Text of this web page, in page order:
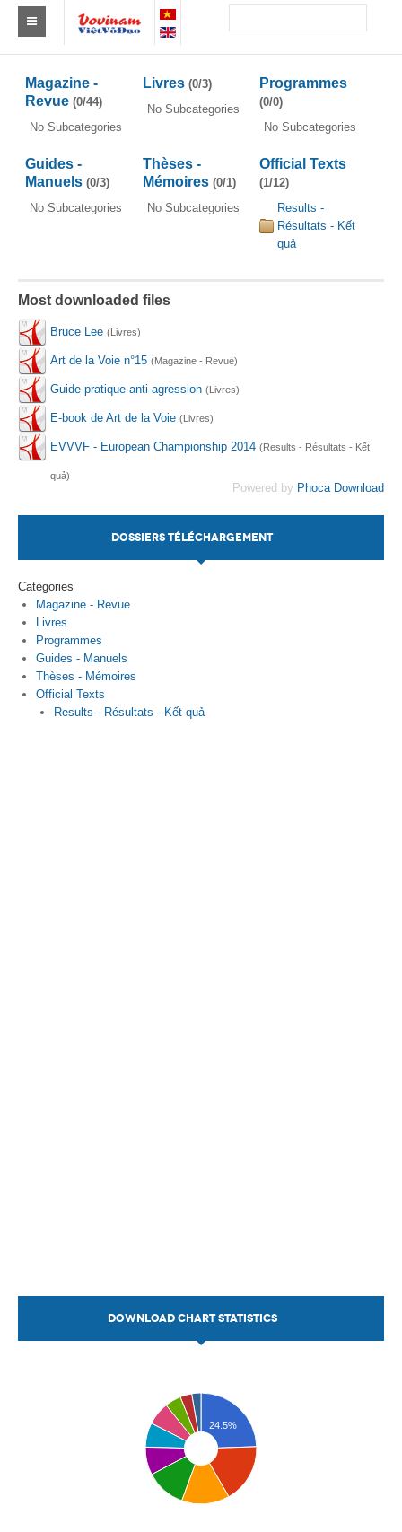
Asie
Afrique
Amérique
Evénements
Résultats
Par Médaillés
Par Evénements
DOCUMENT
Thema
Découvrir
Magazine -
Revue (0/44)
No Subcategories
Livres (0/3)
No Subcategories
Programmes
(0/0)
No Subcategories
Guides -
Manuels (0/3)
No Subcategories
Thèses -
Mémoires (0/1)
No Subcategories
Official Texts
(1/12)
Results -
Résultats - Kết
quả
Most downloaded files
Bruce Lee (Livres)
Art de la Voie n°15 (Magazine - Revue)
Guide pratique anti-agression (Livres)
E-book de Art de la Voie (Livres)
EVVVF - European Championship 2014 (Results - Résultats - Kết
quả)
Powered by Phoca Download
DOSSIERS TÉLÉCHARGEMENT
Categories
Magazine - Revue
Livres
Programmes
Guides - Manuels
Thèses - Mémoires
Official Texts
Results - Résultats - Kết quả
DOWNLOAD CHART STATISTICS
24.5%